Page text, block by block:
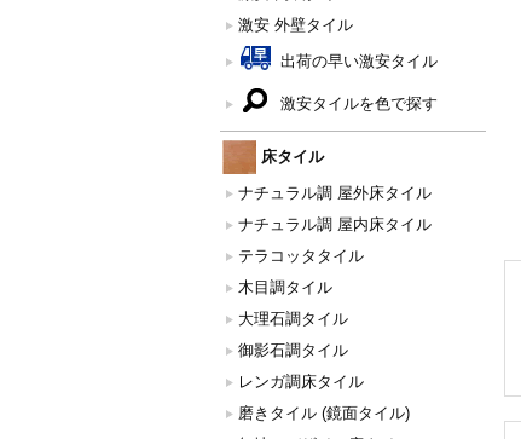
激安 外壁タイル
出荷の早い激安タイル
激安タイルを色で探す
床タイル
ナチュラル調 屋外床タイル
ナチュラル調 屋内床タイル
テラコッタタイル
木目調タイル
大理石調タイル
御影石調タイル
レンガ調床タイル
磨きタイル (鏡面タイル)